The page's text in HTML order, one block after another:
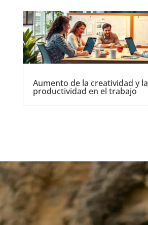
Aumento de la creatividad y la
productividad en el trabajo